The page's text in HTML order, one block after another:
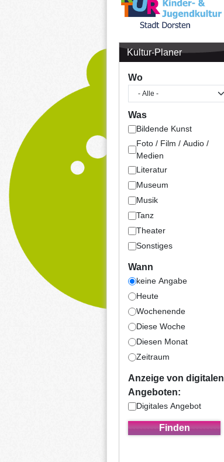
Kultur-Planer
Wo
Was
Bildende Kunst
Foto / Film / Audio /
Medien
Literatur
Museum
Musik
Tanz
Theater
Sonstiges
Wann
keine Angabe
Heute
Wochenende
Diese Woche
Diesen Monat
Zeitraum
Anzeige von digitalen
Angeboten:
Digitales Angebot